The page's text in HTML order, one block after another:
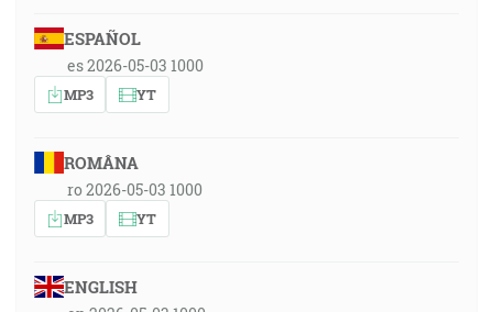
ESPAÑOL
es 2026-05-03 1000
MP3 YT
ROMÂNA
ro 2026-05-03 1000
MP3 YT
ENGLISH